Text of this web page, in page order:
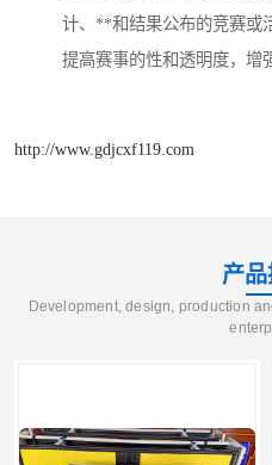
计、**和结果公布的竞赛或
提高赛事的性和透明度，增
http://www.gdjcxf119.com
产
Development, design, production